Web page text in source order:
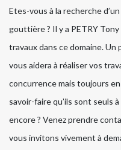
Etes-vous à la recherche
gouttière ? Il y a PETRY
travaux dans ce domaine.
vous aidera à réaliser vos
concurrence mais toujours
savoir-faire qu’ils sont seuls
encore ? Venez prendre
vous invitons vivement à